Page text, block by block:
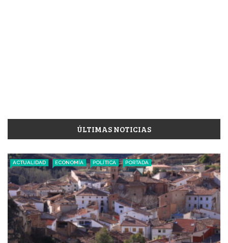
ÚLTIMAS NOTICIAS
ACTUALIDAD ECONOMÍA POLÍTICA PORTADA